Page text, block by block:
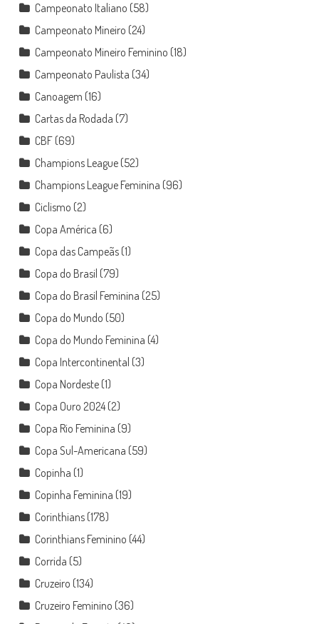
Campeonato Italiano (58)
Campeonato Mineiro (24)
Campeonato Mineiro Feminino (18)
Campeonato Paulista (34)
Canoagem (16)
Cartas da Rodada (7)
CBF(69)
Champions League(52)
Champions League Feminina (96)
Ciclismo (2)
Copa América (6)
Copa das Campeãs(1)
Copa do Brasil (79)
Copa do Brasil Feminina (25)
Copa do Mundo (50)
Copa do Mundo Feminina (4)
Copa Intercontinental (3)
Copa Nordeste(1)
Copa Ouro 2024(2)
Copa Rio Feminina (9)
Copa Sul-Americana (59)
Copinha (1)
Copinha Feminina (19)
Corinthians(178)
Corinthians Feminino (44)
Corrida (5)
Cruzeiro (134)
Cruzeiro Feminino (36)